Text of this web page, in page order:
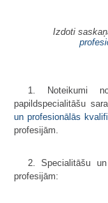
Izdoti
1. Noteikumi
papildspecialitāšu
un profesionālās
profesijām.
2. Specialitāšu
profesijām: